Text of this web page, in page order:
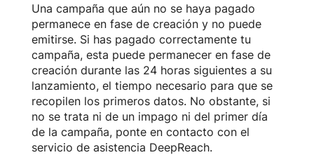
Una campaña que aún no se haya pagado
permanece en fase de creación y no puede
emitirse. Si has pagado correctamente tu
campaña, esta puede permanecer en fase de
creación durante las 24 horas siguientes a su
lanzamiento, el tiempo necesario para que se
recopilen los primeros datos. No obstante, si
no se trata ni de un impago ni del primer día
de la campaña, ponte en contacto con el
servicio de asistencia DeepReach.